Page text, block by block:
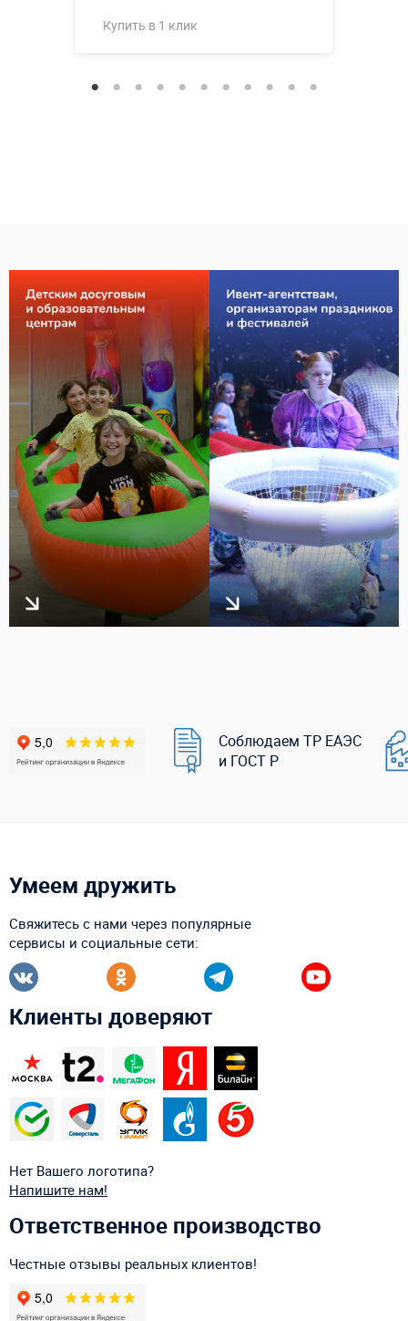
Купить в 1 клик
Соблюдаем ТР ЕАЭС
и ГОСТ Р
Умеем дружить
Свяжитесь с нами через популярные
сервисы и социальные сети:
Клиенты доверяют
Нет Вашего логотипа?
Напишите нам!
Ответственное производство
Честные отзывы реальных клиентов!